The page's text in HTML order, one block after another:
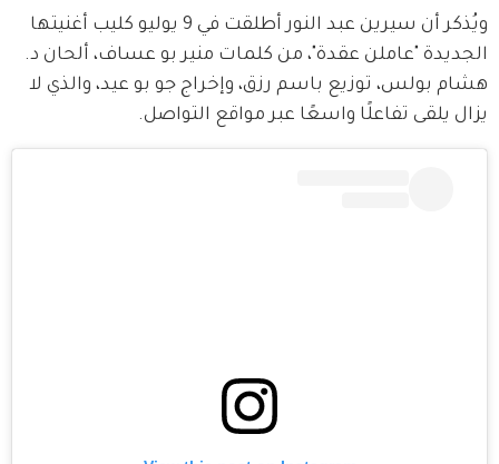
ويُذكر أن سيرين عبد النور أطلقت في 9 يوليو كليب أغنيتها
الجديدة "عاملن عقدة"، من كلمات منير بو عساف، ألحان د.
هشام بولس، توزيع باسم رزق، وإخراج جو بو عيد، والذي لا
يزال يلقى تفاعلًا واسعًا عبر مواقع التواصل.